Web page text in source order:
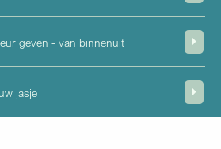
geven - van binnenuit
jasje